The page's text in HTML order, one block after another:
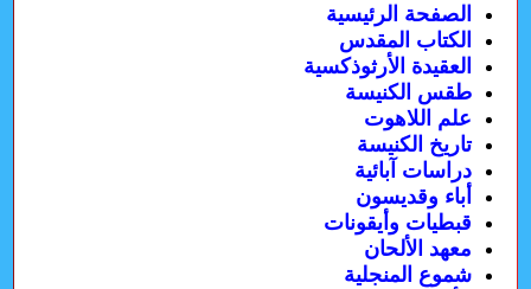
الصفحة الرئيسية
الكتاب المقدس
العقيدة الأرثوذكسية
طقس الكنيسة
علم اللاهوت
تاريخ الكنيسة
دراسات آبائية
أباء وقديسون
قبطيات وأيقونات
معهد الألحان
شموع المنجلية